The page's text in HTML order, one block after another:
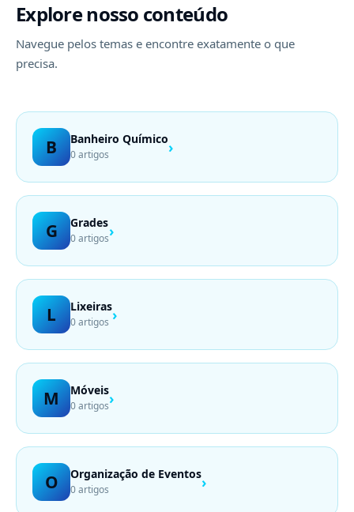
Explore nosso conteúdo
Navegue pelos temas e encontre exatamente o que
precisa.
B Banheiro Químico
0 artigos ›
G Grades
0 artigos›
L Lixeiras
0 artigos ›
M Móveis
0 artigos›
O Organização de Eventos
0 artigos ›